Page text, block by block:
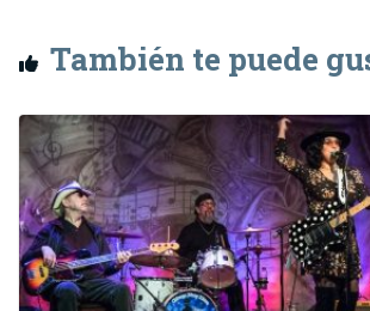
También te puede